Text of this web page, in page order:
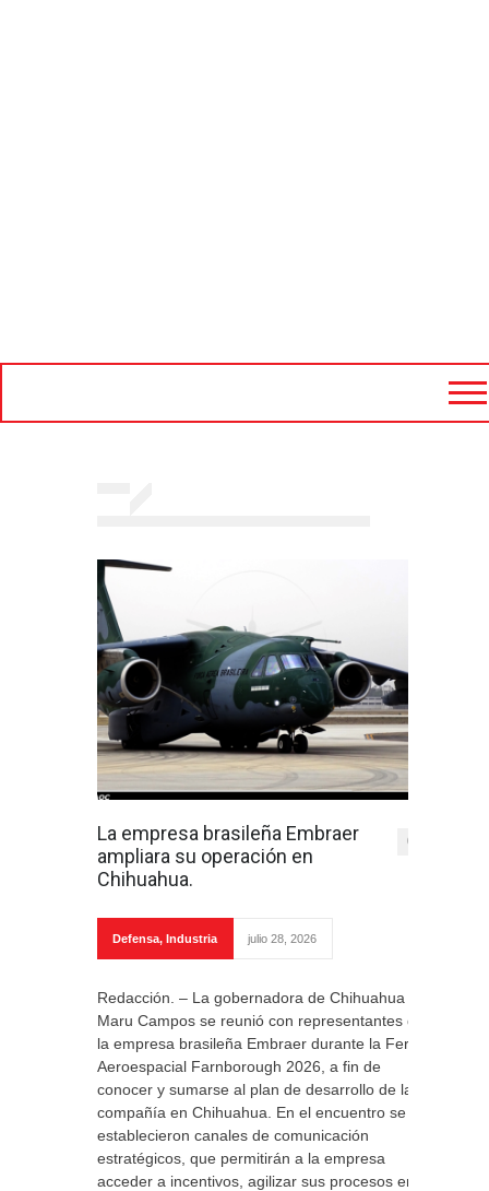
La empresa brasileña Embraer
ampliara su operación en
Chihuahua.
0
Defensa, Industria julio 28, 2026
Redacción. – La gobernadora de Chihuahua
Maru Campos se reunió con representantes de
la empresa brasileña Embraer durante la Feria
Aeroespacial Farnborough 2026, a fin de
conocer y sumarse al plan de desarrollo de la
compañía en Chihuahua. En el encuentro se
establecieron canales de comunicación
estratégicos, que permitirán a la empresa
acceder a incentivos, agilizar sus procesos en